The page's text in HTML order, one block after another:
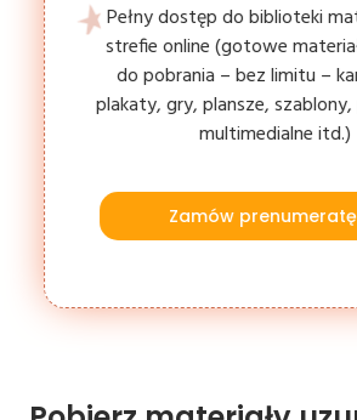
Pełny dostęp do biblioteki
strefie online (gotowe
do pobrania – bez limitu –
plakaty, gry, plansze,
multimedialne itd.)
Zamów prenumeratę